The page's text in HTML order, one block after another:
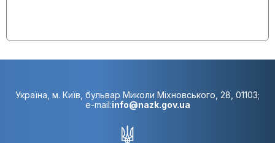
Прогресу виконання
заходу немає
Україна, м. Київ, бульвар Миколи Міхновського, 28, 01103;
e-mail:info@nazk.gov.ua